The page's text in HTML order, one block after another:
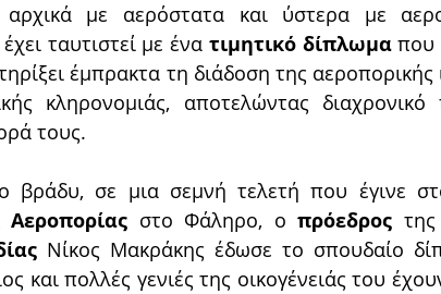
αρχικά με αερόστατα και ύστερα με
ταυτιστεί με ένα τιμητικό δίπλωμα που
έμπρακτα τη διάδοση της αεροπορικής
κληρονομιάς, αποτελώντας διαχρονικό
τους.
βράδυ, σε μια σεμνή τελετή που έγινε
Αεροπορίας στο Φάληρο, ο πρόεδρος της
και πολλές γενιές της οικογένειάς του